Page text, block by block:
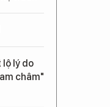
lý do
châm"